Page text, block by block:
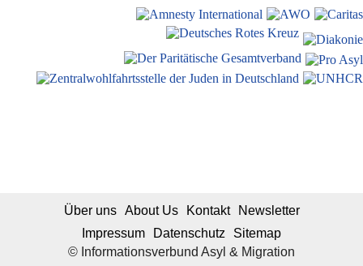
© Informationsverbund Asyl & Migration
Über uns About Us Kontakt
Newsletter
Impressum
Datenschutz Sitemap